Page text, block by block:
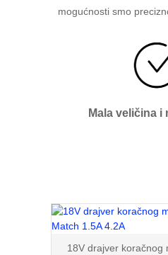
mogućnosti smo
Mala veličina i
18V drajver koračnog